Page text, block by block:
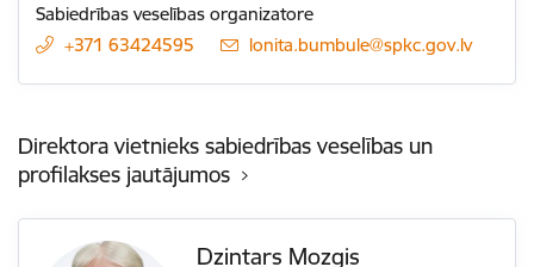
Sabiedrības veselības organizatore
+371 63424595
E-pasts:
lonita.bumbule@spkc.gov.lv
Direktora vietnieks sabiedrības veselības un
profilakses jautājumos
Dzintars Mozgis